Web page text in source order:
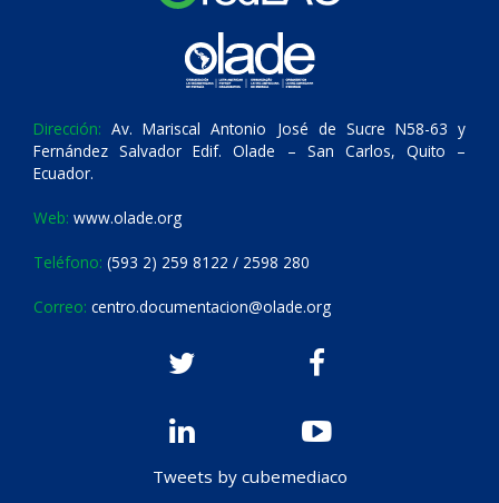
Dirección: Av. Mariscal Antonio José de Sucre N58-63 y
Fernández Salvador Edif. Olade – San Carlos, Quito –
Ecuador.
Web: www.olade.org
Teléfono: (593 2) 259 8122 / 2598 280
Correo: centro.documentacion@olade.org
Tweets by cubemediaco